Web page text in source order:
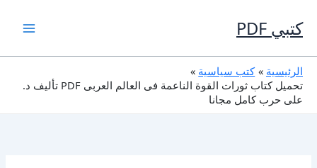
إلى
المحتوى
كتبي PDF
الرئيسية
كتب سياسية
تحميل كتاب ثورات القوة الناعمة فى العالم العربى PDF تأليف د.
على حرب كامل مجانا